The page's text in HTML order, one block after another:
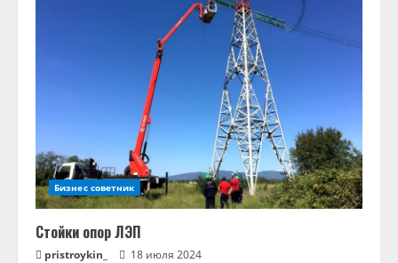
ч
т
е
н
Бизнес советник
Стойки опор ЛЭП
pristroykin_ 18 июля 2024